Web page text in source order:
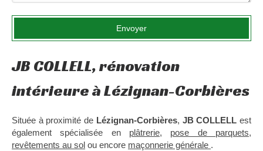
Envoyer
JB COLLELL, rénovation
intérieure à Lézignan-Corbières
Située à proximité de Lézignan-Corbières, JB COLLELL est
également spécialisée en plâtrerie, pose de parquets,
revêtements au sol ou encore maçonnerie générale .